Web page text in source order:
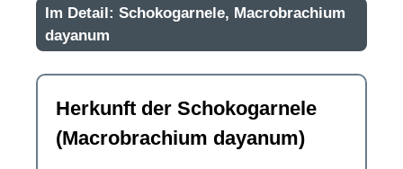
Im Detail: Schokogarnele, Macrobrachium
dayanum
Herkunft der Schokogarnele
(Macrobrachium dayanum)